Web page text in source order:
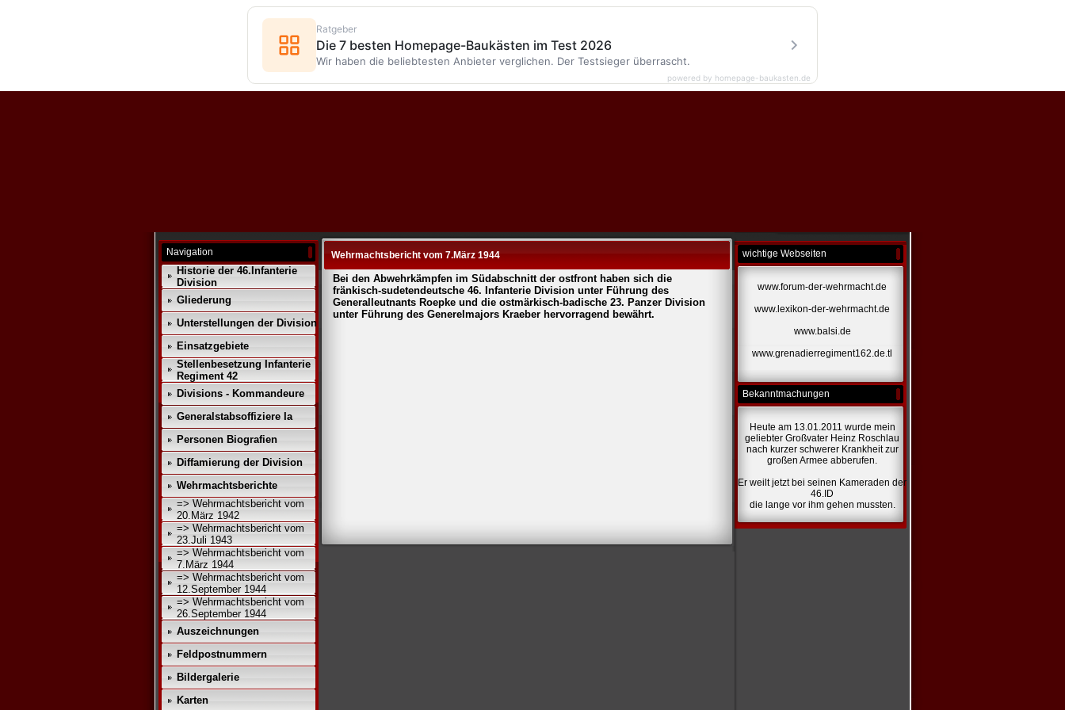
Navigation
Historie der 46.Infanterie
Division
Gliederung
Unterstellungen der Division
Einsatzgebiete
Stellenbesetzung Infanterie
Regiment 42
Divisions - Kommandeure
Generalstabsoffiziere Ia
Personen Biografien
Diffamierung der Division
Wehrmachtsberichte
=> Wehrmachtsbericht vom
20.März 1942
=> Wehrmachtsbericht vom
23.Juli 1943
=> Wehrmachtsbericht vom
7.März 1944
=> Wehrmachtsbericht vom
12.September 1944
=> Wehrmachtsbericht vom
26.September 1944
Auszeichnungen
Feldpostnummern
Bildergalerie
Karten
Wehrmachtsbericht vom 7.März 1944
Bei den Abwehrkämpfen im Südabschnitt der ostfront haben sich die
fränkisch-sudetendeutsche 46. Infanterie Division unter Führung des
Generalleutnants Roepke und die ostmärkisch-badische 23. Panzer Division
unter Führung des Generelmajors Kraeber hervorragend bewährt.
wichtige Webseiten
www.forum-der-wehrmacht.de
www.lexikon-der-wehrmacht.de
www.balsi.de
www.grenadierregiment162.de.tl
Bekanntmachungen
Heute am 13.01.2011 wurde mein
geliebter Großvater Heinz Roschlau
nach kurzer schwerer Krankheit zur
großen Armee abberufen.
Er weilt jetzt bei seinen Kameraden der
46.ID
die lange vor ihm gehen mussten.
Ratgeber
Die 7 besten Homepage-Baukästen im Test 2026
Wir haben die beliebtesten Anbieter verglichen. Der Testsieger überrascht.
powered by homepage-baukasten.de